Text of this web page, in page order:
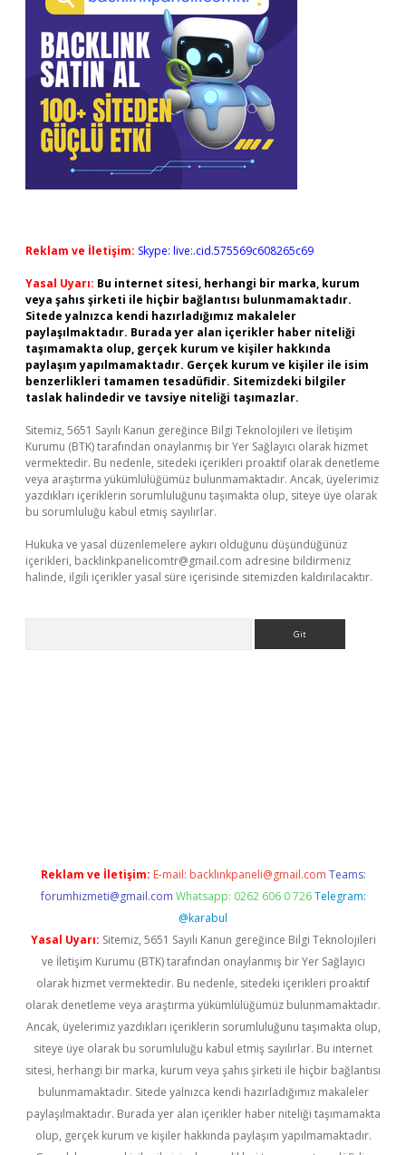
Reklam ve İletişim: Skype: live:.cid.575569c608265c69
Yasal Uyarı: Bu internet sitesi, herhangi bir marka, kurum
veya şahıs şirketi ile hiçbir bağlantısı bulunmamaktadır.
Sitede yalnızca kendi hazırladığımız makaleler
paylaşılmaktadır. Burada yer alan içerikler haber niteliği
taşımamakta olup, gerçek kurum ve kişiler hakkında
paylaşım yapılmamaktadır. Gerçek kurum ve kişiler ile isim
benzerlikleri tamamen tesadüfidir. Sitemizdeki bilgiler
taslak halindedir ve tavsiye niteliği taşımazlar.
Sitemiz, 5651 Sayılı Kanun gereğince Bilgi Teknolojileri ve İletişim
Kurumu (BTK) tarafından onaylanmış bir Yer Sağlayıcı olarak hizmet
vermektedir. Bu nedenle, sitedeki içerikleri proaktif olarak denetleme
veya araştırma yükümlülüğümüz bulunmamaktadır. Ancak, üyelerimiz
yazdıkları içeriklerin sorumluluğunu taşımakta olup, siteye üye olarak
bu sorumluluğu kabul etmiş sayılırlar.
Hukuka ve yasal düzenlemelere aykırı olduğunu düşündüğünüz
içerikleri, backlinkpanelicomtr@gmail.com adresine bildirmeniz
halinde, ilgili içerikler yasal süre içerisinde sitemizden kaldırılacaktır.
Reklam ve İletişim: E-mail: backlinkpaneli@gmail.com Teams:
forumhizmeti@gmail.com Whatsapp: 0262 606 0 726 Telegram:
@karabul
Yasal Uyarı: Sitemiz, 5651 Sayılı Kanun gereğince Bilgi Teknolojileri
ve İletişim Kurumu (BTK) tarafından onaylanmış bir Yer Sağlayıcı
olarak hizmet vermektedir. Bu nedenle, sitedeki içerikleri proaktif
olarak denetleme veya araştırma yükümlülüğümüz bulunmamaktadır.
Ancak, üyelerimiz yazdıkları içeriklerin sorumluluğunu taşımakta olup,
siteye üye olarak bu sorumluluğu kabul etmiş sayılırlar. Bu internet
sitesi, herhangi bir marka, kurum veya şahıs şirketi ile hiçbir bağlantısı
bulunmamaktadır. Sitede yalnızca kendi hazırladığımız makaleler
paylaşılmaktadır. Burada yer alan içerikler haber niteliği taşımamakta
olup, gerçek kurum ve kişiler hakkında paylaşım yapılmamaktadır.